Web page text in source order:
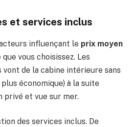
et services inclus
influençant le prix moyen
vous choisissez. Les
de la cabine intérieure sans
économique) à la suite
privé et vue sur mer.
des services inclus. De